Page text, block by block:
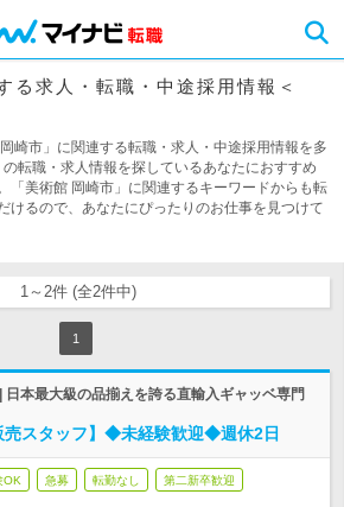
る求人・転職・中途採用情報＜
崎市」に関連する転職・求人・中途採用情報を多
転職・求人情報を探しているあなたにおすすめ
「美術館 岡崎市」に関連するキーワードからも転
けるので、あなたにぴったりのお仕事を見つけて
1～2件 (全2件中)
1
日本最大級の品揃えを誇る直輸入ギャッベ専門
売スタッフ】◆未経験歓迎◆週休2日
OK 急募 転勤なし 第二新卒歓迎